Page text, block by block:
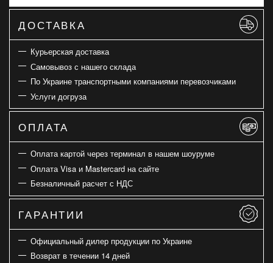
ДОСТАВКА
Курьерская доставка
Самовывоз с нашего склада
По Украине транспортными компаниями перевозчиками
Услуги догруза
ОПЛАТА
Оплата картой через терминал в нашем шоуруме
Оплата Visa и Mastercard на сайте
Безналичный расчет с НДС
ГАРАНТИИ
Официальный дилер продукции по Украине
Возврат в течении 14 дней